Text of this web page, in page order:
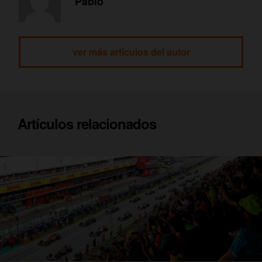
ver más artículos del autor
Artículos relacionados